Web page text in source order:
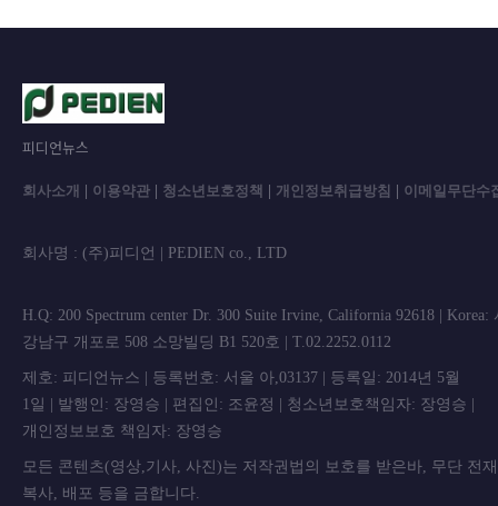
피디언뉴스
회사소개 | 이용약관 | 청소년보호정책 | 개인정보취급방침 | 이메일무단수
회사명 : (주)피디언 | PEDIEN co.,
H.Q: 200 Spectrum center Dr. 300 Suite Irvine, California 92618 | Korea:
강남구 개포로 508 소망빌딩 B1 520호 | T.02.2252.0112
제호: 피디언뉴스 | 등록번호: 서울 아,03137 | 등록일: 2014년 5월
1일 | 발행인: 장영승 | 편집인: 조윤정 | 청소년보호책임자: 장영승 |
개인정보보호 책임자: 장영승
모든 콘텐츠(영상,기사, 사진)는 저작권법의 보호를 받은바, 무단 전
복사, 배포 등을 금합니